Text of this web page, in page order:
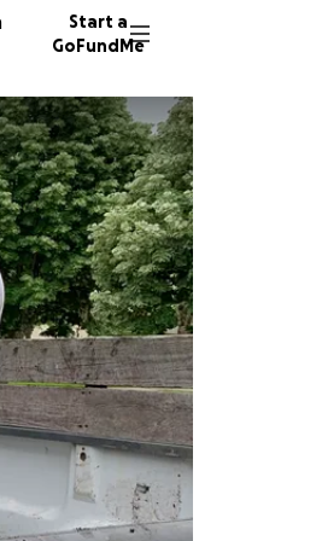
Start a
GoFundMe